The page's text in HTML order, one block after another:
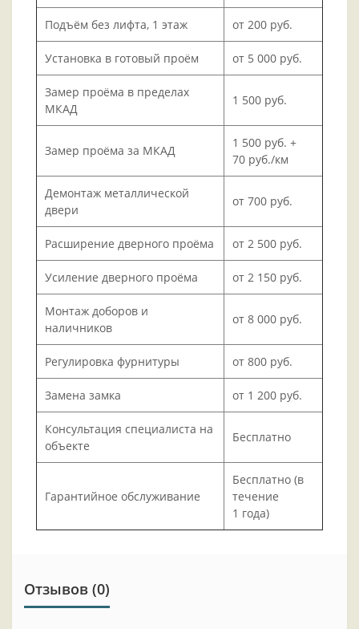
Подъём без лифта, 1 этаж от 200 руб.
Установка в готовый проём от 5 000 руб.
Замер проёма в пределах
МКАД
1 500 руб.
Замер проёма за МКАД
1 500 руб. +
70 руб./км
Демонтаж металлической
двери
от 700 руб.
Расширение дверного проёма от 2 500 руб.
Усиление дверного проёма от 2 150 руб.
Монтаж доборов и
наличников
от 8 000 руб.
Регулировка фурнитуры от 800 руб.
Замена замка от 1 200 руб.
Консультация специалиста на
объекте
Бесплатно
Гарантийное обслуживание
Бесплатно (в
течение
1 года)
Отзывов (0)